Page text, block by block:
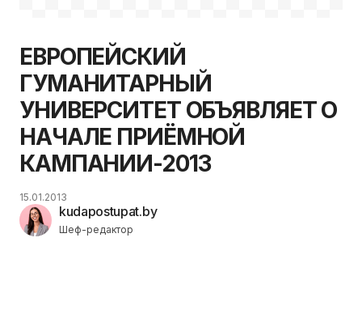
ЕВРОПЕЙСКИЙ
ГУМАНИТАРНЫЙ
УНИВЕРСИТЕТ ОБЪЯВЛЯЕТ О
НАЧАЛЕ ПРИЁМНОЙ
КАМПАНИИ-2013
kudapostupat.by
Шеф-редактор
15.01.2013